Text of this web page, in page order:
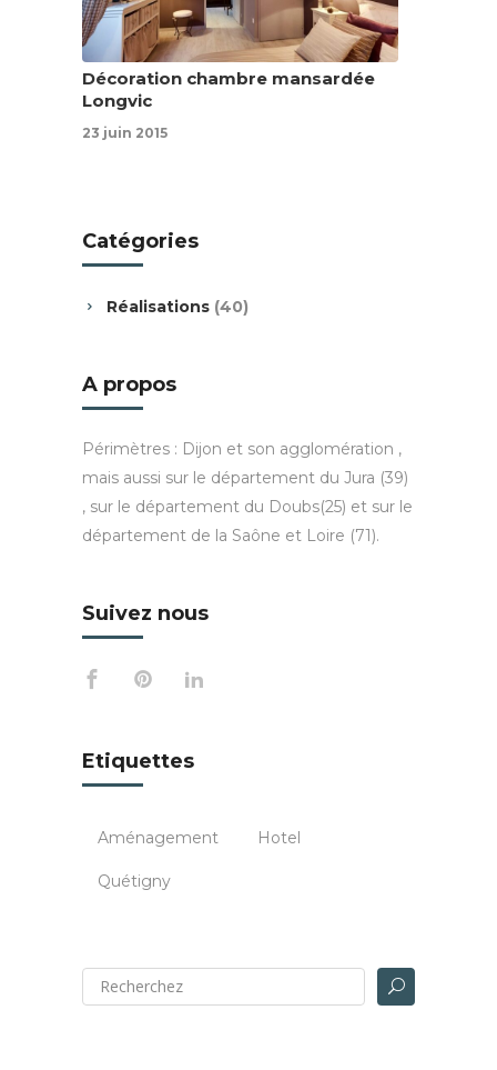
Décoration chambre mansardée
Longvic
23 juin 2015
Catégories
Réalisations (40)
A propos
Périmètres : Dijon et son agglomération ,
mais aussi sur le département du Jura (39)
, sur le département du Doubs(25) et sur le
département de la Saône et Loire (71).
Suivez nous
Etiquettes
Aménagement Hotel
Quétigny